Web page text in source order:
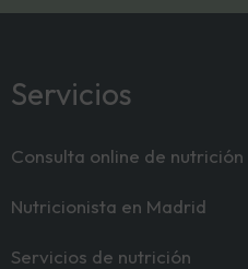
Servicios
Consulta online de nutrición
Nutricionista en Madrid
Servicios de nutrición